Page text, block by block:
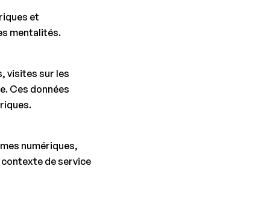
et
mentalités.
visites sur les
Ces données
numériques,
de service